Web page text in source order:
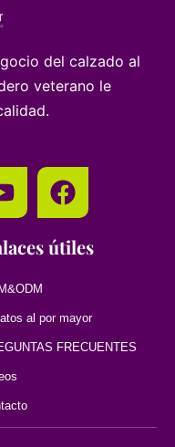
del calzado al
veterano le
útiles
al por mayor
FRECUENTES